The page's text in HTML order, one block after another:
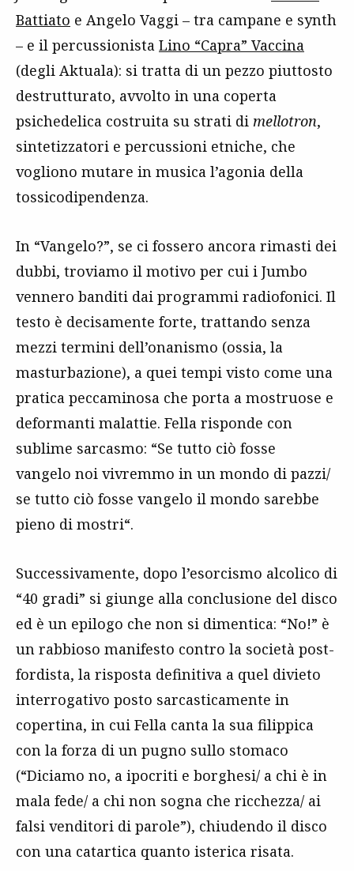
Battiato e Angelo Vaggi – tra campane e synth
– e il percussionista Lino “Capra” Vaccina
(degli Aktuala): si tratta di un pezzo piuttosto
destrutturato, avvolto in una coperta
psichedelica costruita su strati di mellotron,
sintetizzatori e percussioni etniche, che
vogliono mutare in musica l’agonia della
tossicodipendenza.
In “Vangelo?”, se ci fossero ancora rimasti dei
dubbi, troviamo il motivo per cui i Jumbo
vennero banditi dai programmi radiofonici. Il
testo è decisamente forte, trattando senza
mezzi termini dell’onanismo (ossia, la
masturbazione), a quei tempi visto come una
pratica peccaminosa che porta a mostruose e
deformanti malattie. Fella risponde con
sublime sarcasmo: “Se tutto ciò fosse
vangelo noi vivremmo in un mondo di pazzi/
se tutto ciò fosse vangelo il mondo sarebbe
pieno di mostri“.
Successivamente, dopo l’esorcismo alcolico di
“40 gradi” si giunge alla conclusione del disco
ed è un epilogo che non si dimentica: “No!” è
un rabbioso manifesto contro la società post-
fordista, la risposta definitiva a quel divieto
interrogativo posto sarcasticamente in
copertina, in cui Fella canta la sua filippica
con la forza di un pugno sullo stomaco
(“Diciamo no, a ipocriti e borghesi/ a chi è in
mala fede/ a chi non sogna che ricchezza/ ai
falsi venditori di parole”), chiudendo il disco
con una catartica quanto isterica risata.